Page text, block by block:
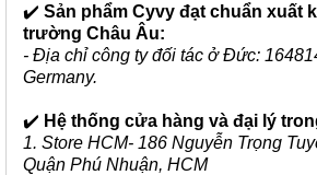
✔️ Sản phẩm Cyvy đạt chuẩn xuất
trường Châu Âu:
- Địa chỉ công ty đối tác ở Đức:
Germany.
✔️ Hệ thống cửa hàng và đại lý
1. Store HCM- 186 Nguyễn Trọng
Quận Phú Nhuận, HCM